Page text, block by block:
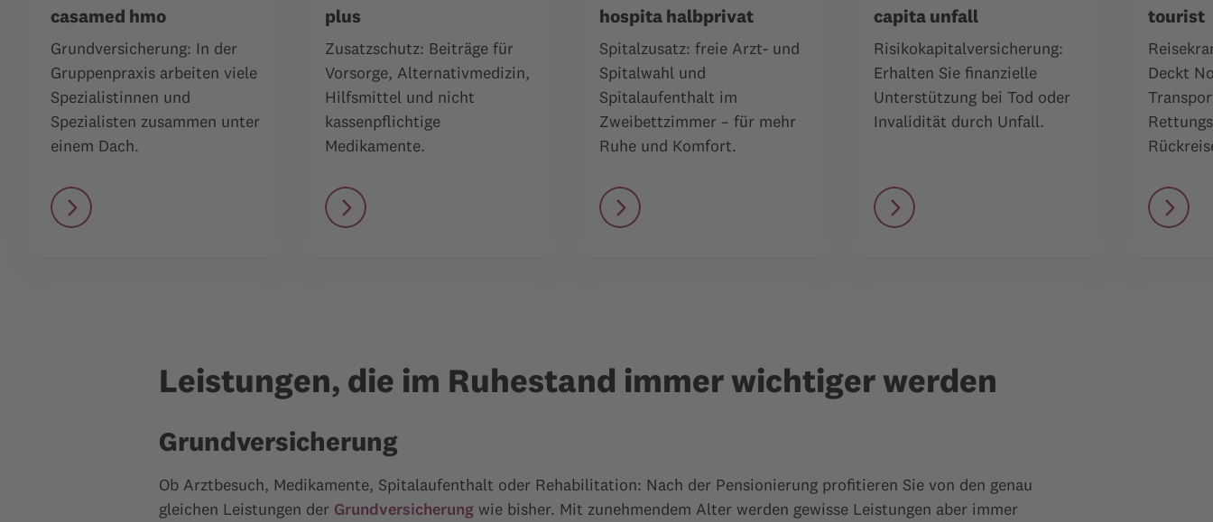
casamed hmo
Grundversicherung: In der
Gruppenpraxis arbeiten viele
Spezialistinnen und
Spezialisten zusammen unter
einem Dach.
plus
Zusatzschutz: Beiträge für
Vorsorge, Alternativmedizin,
Hilfsmittel und nicht
kassenpflichtige
Medikamente.
hospita halbprivat
Spitalzusatz: freie Arzt- und
Spitalwahl und
Spitalaufenthalt im
Zweibettzimmer – für mehr
Ruhe und Komfort.
capita unfall
Risikokapitalversicherung:
Erhalten Sie finanzielle
Unterstützung bei Tod oder
Invalidität durch Unfall.
tourist
Deckt
Leistungen, die im Ruhestand immer wichtiger werden
Grundversicherung
Ob Arztbesuch, Medikamente, Spitalaufenthalt oder Rehabilitation: Nach der Pensionierung profitieren Sie von den genau
gleichen Leistungen der Grundversicherung wie bisher. Mit zunehmendem Alter werden gewisse Leistungen aber immer